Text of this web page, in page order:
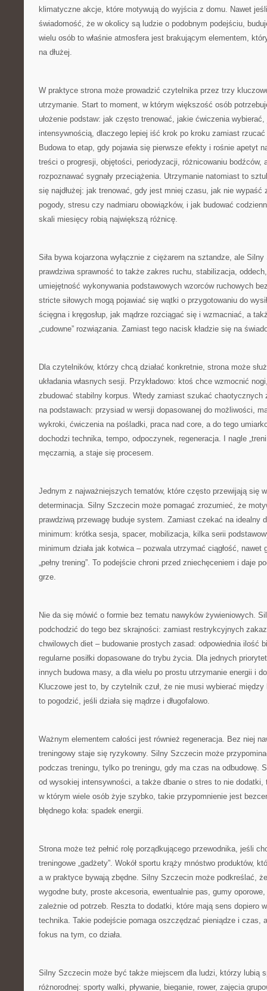
klimatyczne akcje, które motywują do wyjścia z domu. Nawet
świadomość, że w okolicy są ludzie o podobnym podejściu,
wielu osób to właśnie atmosfera jest brakującym elementem,
na dłużej.
W praktyce strona może prowadzić czytelnika przez trzy
utrzymanie. Start to moment, w którym większość osób
ułożenie podstaw: jak często trenować, jakie ćwiczenia
intensywnością, dlaczego lepiej iść krok po kroku zamiast rzucać
Budowa to etap, gdy pojawia się pierwsze efekty i rośnie apetyt
treści o progresji, objętości, periodyzacji, różnicowaniu bodźców,
rozpoznawać sygnały przeciążenia. Utrzymanie natomiast to
się najdłużej: jak trenować, gdy jest mniej czasu, jak nie wypaść
pogody, stresu czy nadmiaru obowiązków, i jak budować
skali miesięcy robią największą różnicę.
Siła bywa kojarzona wyłącznie z ciężarem na sztandze, ale
prawdziwa sprawność to także zakres ruchu, stabilizacja,
umiejętność wykonywania podstawowych wzorców ruchowych
stricte siłowych mogą pojawiać się wątki o przygotowaniu do
ścięgna i kręgosłup, jak mądrze rozciągać się i wzmacniać, a
„cudowne” rozwiązania. Zamiast tego nacisk kładzie się na
Dla czytelników, którzy chcą działać konkretnie, strona może
układania własnych sesji. Przykładowo: ktoś chce wzmocnić
zbudować stabilny korpus. Wtedy zamiast szukać chaotycznych
na podstawach: przysiad w wersji dopasowanej do możliwości,
wykroki, ćwiczenia na pośladki, praca nad core, a do tego
dochodzi technika, tempo, odpoczynek, regeneracja. I nagle
męczarnią, a staje się procesem.
Jednym z najważniejszych tematów, które często przewijają się
determinacja. Silny Szczecin może pomagać zrozumieć, że
prawdziwą przewagę buduje system. Zamiast czekać na idealny
minimum: krótka sesja, spacer, mobilizacja, kilka serii
minimum działa jak kotwica – pozwala utrzymać ciągłość, nawet
„pełny trening”. To podejście chroni przed zniechęceniem i daje
grze.
Nie da się mówić o formie bez tematu nawyków żywieniowych.
podchodzić do tego bez skrajności: zamiast restrykcyjnych
chwilowych diet – budowanie prostych zasad: odpowiednia ilość
regularne posiłki dopasowane do trybu życia. Dla jednych
innych budowa masy, a dla wielu po prostu utrzymanie energii i
Kluczowe jest to, by czytelnik czuł, że nie musi wybierać
to pogodzić, jeśli działa się mądrze i długofalowo.
Ważnym elementem całości jest również regeneracja. Bez niej
treningowy staje się ryzykowny. Silny Szczecin może
podczas treningu, tylko po treningu, gdy ma czas na odbudowę.
od wysokiej intensywności, a także dbanie o stres to nie
w którym wiele osób żyje szybko, takie przypomnienie jest
błędnego koła: spadek energii.
Strona może też pełnić rolę porządkującego przewodnika, jeśli
treningowe „gadżety”. Wokół sportu krąży mnóstwo produktów,
a w praktyce bywają zbędne. Silny Szczecin może podkreślać,
wygodne buty, proste akcesoria, ewentualnie pas, gumy
zależnie od potrzeb. Reszta to dodatki, które mają sens dopiero
technika. Takie podejście pomaga oszczędzać pieniądze i czas,
fokus na tym, co działa.
Silny Szczecin może być także miejscem dla ludzi, którzy lubią
różnorodnej: sporty walki, pływanie, bieganie, rower, zajęcia